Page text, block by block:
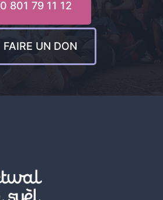
0 801 79 11 12
FAIRE UN DON